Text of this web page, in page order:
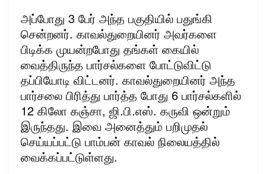
அப்போது 3 பேர் அந்த பகுதியில் பதுங்கி
சென்றனர். காவல்துறையினர் அவர்களை
பிடிக்க முயன்றபோது தங்கள் கையில்
வைத்திருந்த பார்சல்களை போட்டுவிட்டு
தப்பியோடி விட்டனர். காவல்துறையினர் அந்த
பார்சலை பிரித்து பார்த்த போது 6 பார்சல்களில்
12 கிலோ கஞ்சா, ஜி.பி.எஸ். கருவி ஒன்றும்
இருந்தது. இவை அனைத்தும் பறிமுதல்
செய்யப்பட்டு பாம்பன் காவல் நிலையத்தில்
வைக்கப்பட்டுள்ளது.